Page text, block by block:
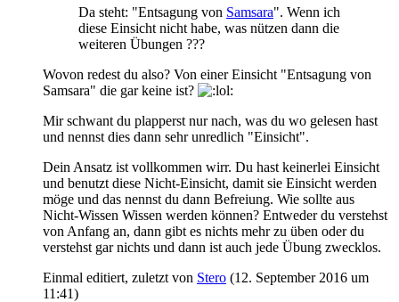
Da steht: "Entsagung von Samsara". Wenn ich
diese Einsicht nicht habe, was nützen dann die
weiteren Übungen ???
Wovon redest du also? Von einer Einsicht "Entsagung von
Samsara" die gar keine ist?
Mir schwant du plapperst nur nach, was du wo gelesen hast
und nennst dies dann sehr unredlich "Einsicht".
Dein Ansatz ist vollkommen wirr. Du hast keinerlei Einsicht
und benutzt diese Nicht-Einsicht, damit sie Einsicht werden
möge und das nennst du dann Befreiung. Wie sollte aus
Nicht-Wissen Wissen werden können? Entweder du verstehst
von Anfang an, dann gibt es nichts mehr zu üben oder du
verstehst gar nichts und dann ist auch jede Übung zwecklos.
Einmal editiert, zuletzt von Stero (12. September 2016 um
11:41)